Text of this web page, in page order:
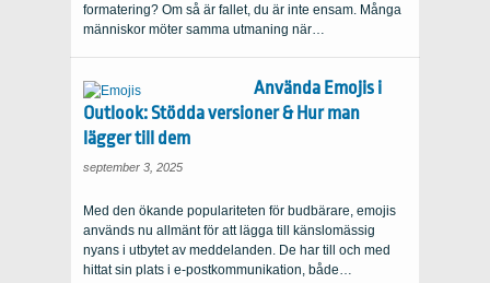
formatering? Om så är fallet, du är inte ensam. Många
människor möter samma utmaning när…
Använda Emojis i
Outlook: Stödda versioner & Hur man
lägger till dem
september 3, 2025
Med den ökande populariteten för budbärare, emojis
används nu allmänt för att lägga till känslomässig
nyans i utbytet av meddelanden. De har till och med
hittat sin plats i e-postkommunikation, både…